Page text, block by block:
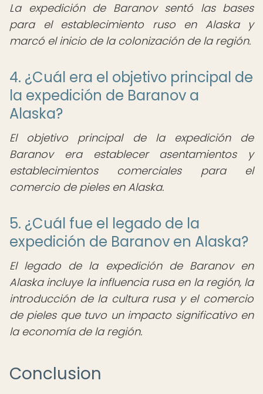
La expedición de Baranov sentó las bases
para el establecimiento ruso en Alaska y
marcó el inicio de la colonización de la región.
4. ¿Cuál era el objetivo principal de
la expedición de Baranov a
Alaska?
El objetivo principal de la expedición de
Baranov era establecer asentamientos y
establecimientos comerciales para el
comercio de pieles en Alaska.
5. ¿Cuál fue el legado de la
expedición de Baranov en Alaska?
El legado de la expedición de Baranov en
Alaska incluye la influencia rusa en la región, la
introducción de la cultura rusa y el comercio
de pieles que tuvo un impacto significativo en
la economía de la región.
Conclusion